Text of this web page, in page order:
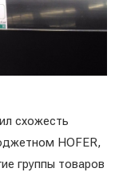
схожесть
HOFER,
группы товаров